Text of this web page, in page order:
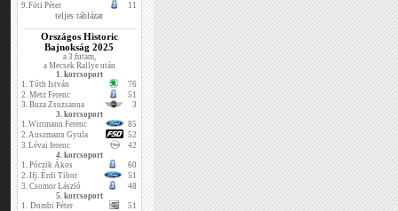
9.Fóti Péter 11
teljes táblázat
Országos Historic
Bajnokság 2025
a 3.futam,
a Mecsek Rallye után
1. korcsoport
1. Tóth István
76
2. Metz Ferenc
51
3. Buza Zsuzsanna
3
3. korcsoport
1.Wirtmann Ferenc
85
2.Auszmann Gyula
52
3.Lévai ferenc
42
4. korcsoport
1. Póczik Ákos
60
2. Ifj. Érdi Tibor
51
3. Csomor László
48
5. korcsoport
1. Dombi Péter
51